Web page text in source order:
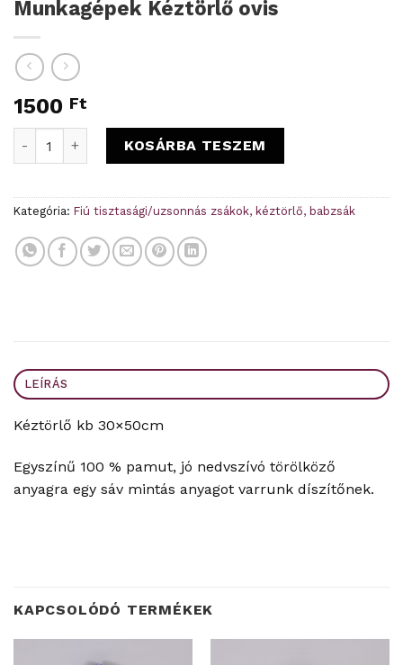
Munkagépek Kéztörlő ovis
1500 Ft
Munkagépek Kéztörlő ovis mennyiség
KOSÁRBA TESZEM
Kategória: Fiú tisztasági/uzsonnás zsákok, kéztörlő, babzsák
LEÍRÁS
Kéztörlő kb 30×50cm
Egyszínű 100 % pamut, jó nedvszívó törölköző
anyagra egy sáv mintás anyagot varrunk díszítőnek.
KAPCSOLÓDÓ TERMÉKEK